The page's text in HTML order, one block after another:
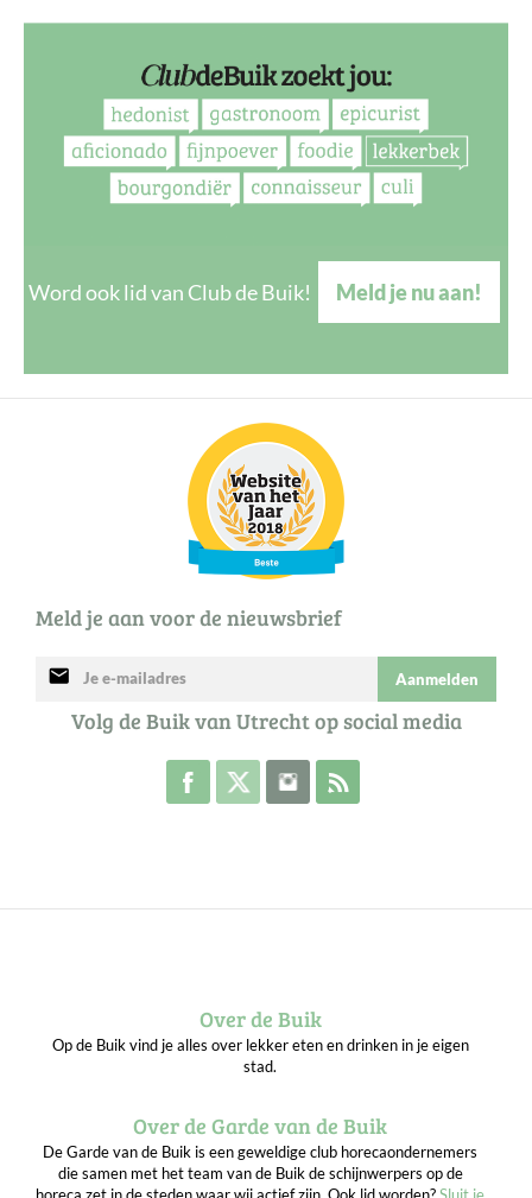
Word ook lid van Club de Buik! Meld je nu aan!
Meld je aan voor de nieuwsbrief
mail Aanmelden
Volg de Buik van Utrecht op social media
Volg de Buik op Facebook
Volg de Buik op Twitter
Volg de Buik op Instagram
Over de Buik
Op de Buik vind je alles over lekker eten en drinken in je eigen
stad.
Over de Garde van de Buik
De Garde van de Buik is een geweldige club horecaondernemers
die samen met het team van de Buik de schijnwerpers op de